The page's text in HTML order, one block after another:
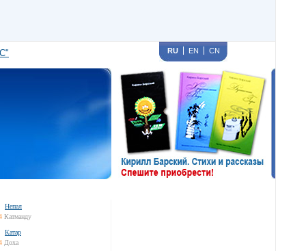
RU EN CN
Непал
Катманду
Катар
Доха